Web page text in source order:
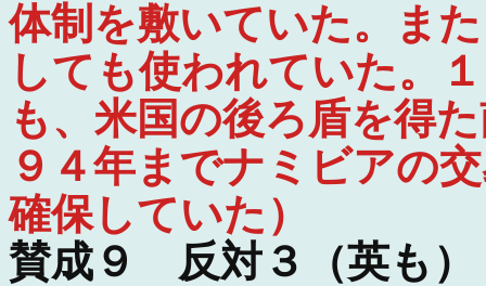
体制を敷いていた。ま
しても使われていた。
も、米国の後ろ盾を得
９４年までナミビアの
確保していた）
賛成９ 反対３（英も